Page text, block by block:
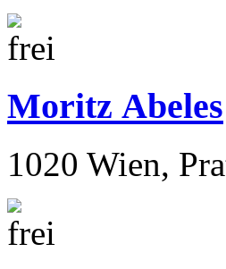
Moritz Abeles
1020 Wien,